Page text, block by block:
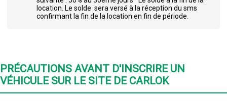
location. Le solde sera versé à la réception du sms
confirmant la fin de la location en fin de période.
PRÉCAUTIONS AVANT D'INSCRIRE UN
VÉHICULE SUR LE SITE DE CARLOK